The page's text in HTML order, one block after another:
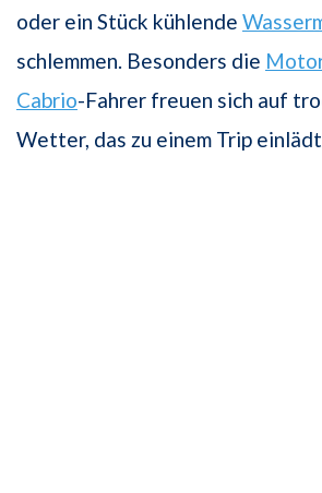
oder ein Stück kühlende
schlemmen. Besonders die
Cabrio-Fahrer freuen sich auf
Wetter, das zu einem Trip einlädt.